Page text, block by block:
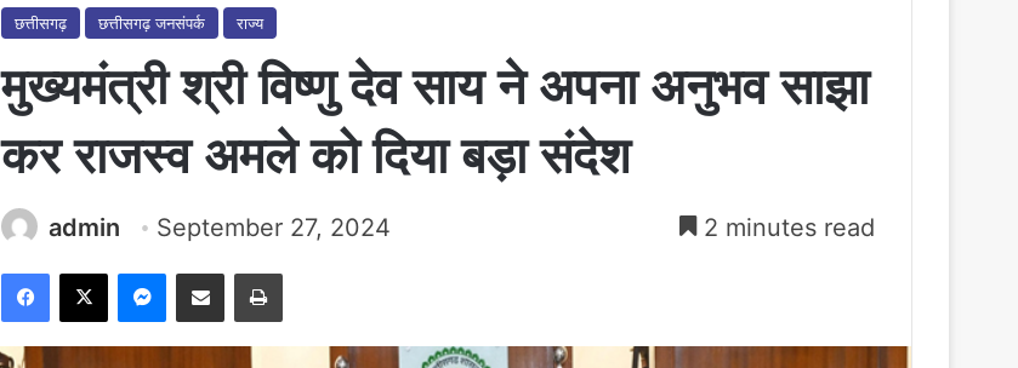
छत्तीसगढ़ छत्तीसगढ़ जनसंपर्क राज्य
मुख्यमंत्री श्री विष्णु देव साय ने अपना अनुभव साझा
कर राजस्व अमले को दिया बड़ा संदेश
admin September 27, 2024 2 minutes read
Facebook
X Messenger
Share via Email Print